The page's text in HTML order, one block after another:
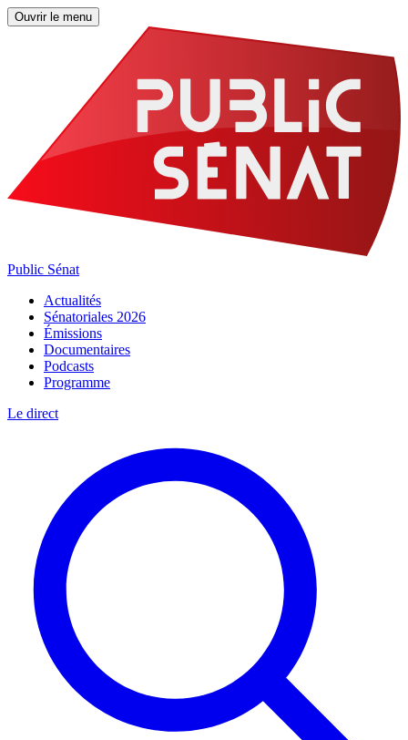
Ouvrir le menu
Public Sénat
Actualités
Sénatoriales 2026
Émissions
Documentaires
Podcasts
Programme
Le direct